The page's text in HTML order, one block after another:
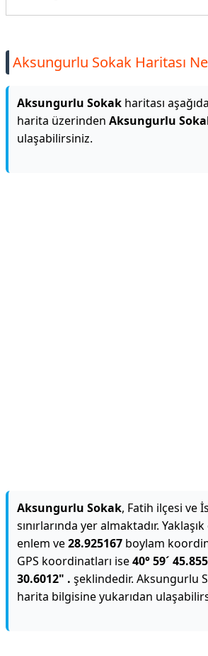
Aksungurlu Sokak Haritası
Aksungurlu Sokak haritası
harita üzerinden Aksungurlu
ulaşabilirsiniz.
Aksungurlu Sokak, Fatih ilçesi ve
sınırlarında yer almaktadır.
enlem ve28.925167 boylam
GPS koordinatları ise40° 59´
30.6012" . şeklindedir. Aksungurlu
harita bilgisine yukarıdan